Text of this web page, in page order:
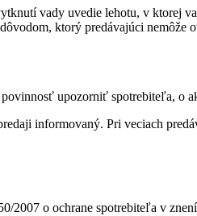
vady uvedie lehotu, v ktorej
ktorý predávajúci nemôže
upozorniť spotrebiteľa, o
informovaný. Pri veciach
2007 o ochrane spotrebiteľa v